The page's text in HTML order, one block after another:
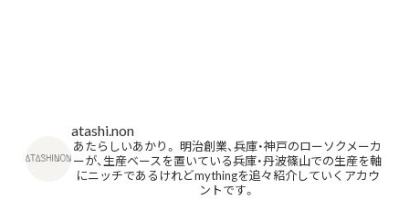
atashi.non
あたらしいあかり。 明治創業、兵庫・神戸のローソクメーカ
ーが、生産ベースを置いている兵庫・丹波篠山での生産を軸
にニッチであるけれどmythingを追々紹介していくアカウ
ントです。